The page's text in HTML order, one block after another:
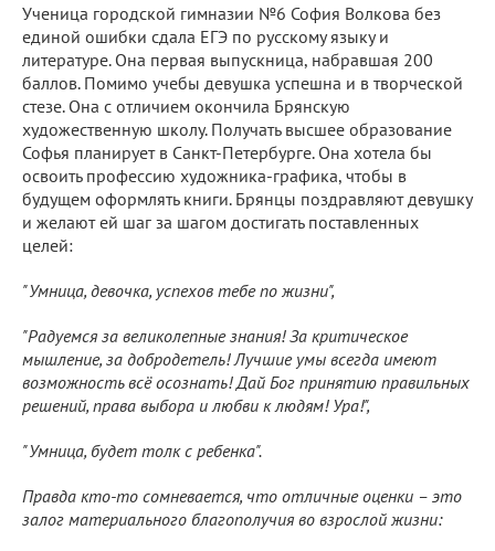
Ученица городской гимназии №6 София Волкова без
единой ошибки сдала ЕГЭ по русскому языку и
литературе. Она первая выпускница, набравшая 200
баллов. Помимо учебы девушка успешна и в творческой
стезе. Она с отличием окончила Брянскую
художественную школу. Получать высшее образование
Софья планирует в Санкт-Петербурге. Она хотела бы
освоить профессию художника-графика, чтобы в
будущем оформлять книги. Брянцы поздравляют девушку
и желают ей шаг за шагом достигать поставленных
целей:
"Умница, девочка, успехов тебе по жизни",
"Радуемся за великолепные знания! За критическое
мышление, за добродетель! Лучшие умы всегда имеют
возможность всё осознать! Дай Бог принятию правильных
решений, права выбора и любви к людям! Ура!",
"Умница, будет толк с ребенка".
Правда кто-то сомневается, что отличные оценки – это
залог материального благополучия во взрослой жизни: